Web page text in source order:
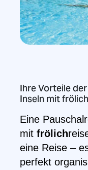
Ihre Vorteile
Inseln mit
Eine
mit frölich
eine Reise –
perfekt